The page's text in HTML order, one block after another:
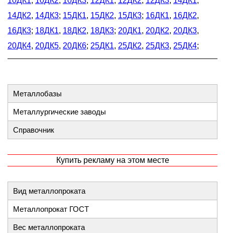
14ДК2, 14ДК3; 15ДК1, 15ДК2, 15ДК3; 16ДК1, 16ДК2,
16ДК3; 18ДК1, 18ДК2, 18ДК3; 20ДК1, 20ДК2, 20ДК3,
20ДК4, 20ДК5, 20ДК6; 25ДК1, 25ДК2, 25ДК3, 25ДК4;
Металлобазы
Металлургические заводы
Справочник
Купить рекламу на этом месте
Вид металлопроката
Металлопрокат ГОСТ
Вес металлопроката